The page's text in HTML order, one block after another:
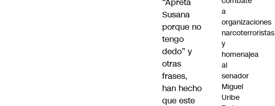
“Apretá
Susana
porque no
tengo
dedo” y
otras
frases,
han hecho
que este
a
organizaciones
narcoterroristas
y
homenajea
al
senador
Miguel
Uribe